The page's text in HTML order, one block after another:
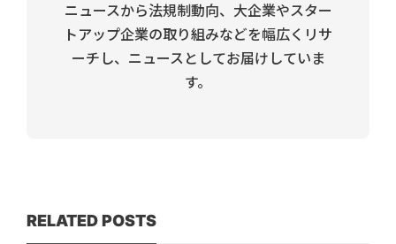
ニュースから法規制動向、大企業やスター
トアップ企業の取り組みなどを幅広くリサ
ーチし、ニュースとしてお届けしていま
す。
RELATED POSTS